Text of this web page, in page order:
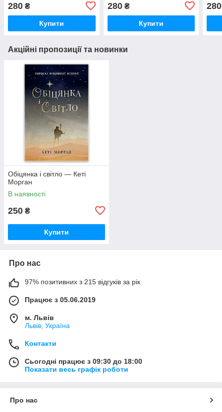
280 ₴
Купити
280₴
Купити
280
Акційні пропозиції та новинки
Обіцянка і світло — Кеті
Морган
В наявності
250 ₴
Купити
Про нас
97% позитивних з 215 відгуків за рік
Працює з 05.06.2019
м. Львів
Львів, Україна
Контакти
Сьогодні працює з 09:30 до 18:00
Показати весь графік роботи
Про нас